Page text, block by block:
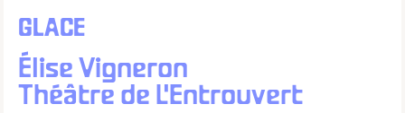
GLACE
Élise Vigneron
Théâtre de L'Entrouvert